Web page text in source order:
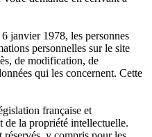
janvier 1978, les personnes
personnelles sur le site
de modification, de
qui les concernent. Cette
française et
de la propriété intellectuelle.